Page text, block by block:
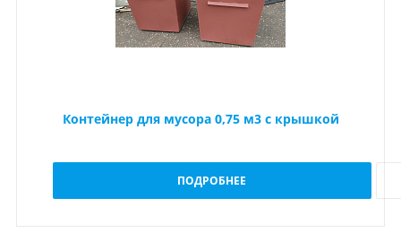
Контейнер для мусора 0,75 м3 с крышкой
ПОДРОБНЕЕ